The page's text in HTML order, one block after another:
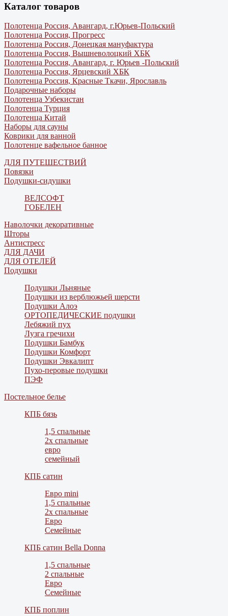
Каталог товаров
Полотенца Россия, Авангард, г.Юрьев-Польский
Полотенца Россия, Прогресс
Полотенца Россия, Донецкая мануфактура
Полотенца Россия, Вышневолоцкий ХБК
Полотенца Россия, Авангард, г. Юрьев -Польский
Полотенца Россия, Ярцевский ХБК
Полотенца Россия, Красные Ткачи, Ярославль
Подарочные наборы
Полотенца Узбекистан
Полотенца Турция
Полотенца Китай
Наборы для сауны
Коврики для ванной
Полотенце вафельное банное
ДЛЯ ПУТЕШЕСТВИЙ
Повязки
Подушки-сидушки
ВЕЛСОФТ
ГОБЕЛЕН
Наволочки декоративные
Шторы
Антистресс
ДЛЯ ДАЧИ
ДЛЯ ОТЕЛЕЙ
Подушки
Подушки Льняные
Подушки из верблюжьей шерсти
Подушки Алоэ
ОРТОПЕДИЧЕСКИЕ подушки
Лебяжий пух
Лузга гречихи
Подушки Бамбук
Подушки Комфорт
Подушки Эвкалипт
Пухо-перовые подушки
ПЭФ
Постельное белье
КПБ бязь
1,5 спальные
2х спальные
евро
семейный
КПБ сатин
Евро mini
1,5 спальные
2х спальные
Евро
Семейные
КПБ сатин Bella Donna
1,5 спальные
2 спальные
Евро
Семейные
КПБ поплин